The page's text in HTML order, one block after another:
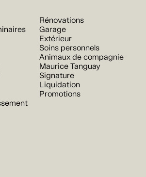
Rénovations
Garage
Extérieur
Soins personnels
Animaux de compagnie
Maurice Tanguay
Signature
Liquidation
Promotions